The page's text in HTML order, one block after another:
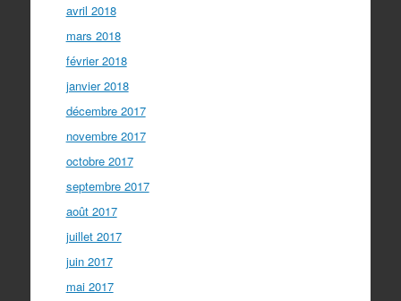
avril 2018
mars 2018
février 2018
janvier 2018
décembre 2017
novembre 2017
octobre 2017
septembre 2017
août 2017
juillet 2017
juin 2017
mai 2017